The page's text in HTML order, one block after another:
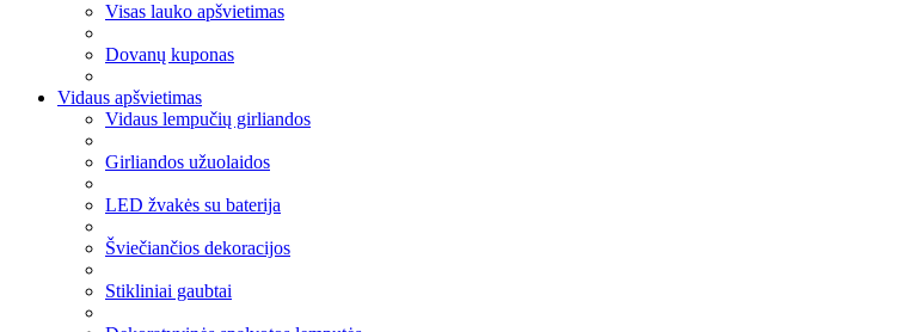
Visas lauko apšvietimas
Dovanų kuponas
Vidaus apšvietimas
Vidaus lempučių girliandos
Girliandos užuolaidos
LED žvakės su baterija
Šviečiančios dekoracijos
Stikliniai gaubtai